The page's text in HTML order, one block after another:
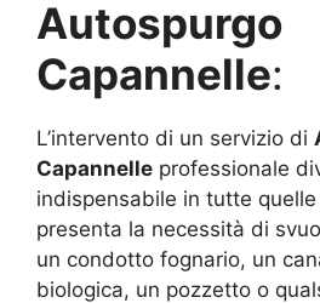
Autospurgo
Capannelle:
L’intervento di un servizio di
Capannelle professionale
indispensabile in tutte
presenta la necessità di
un condotto fognario, un
biologica, un pozzetto o